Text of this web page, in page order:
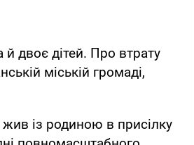
двоє дітей. Про втрату
міській громаді,
із родиною в присілку